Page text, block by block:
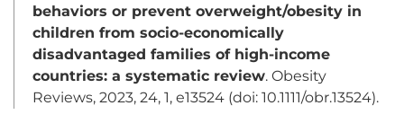
behaviors or prevent overweight/obesity in
children from socio-economically
disadvantaged families of high-income
countries: a systematic review. Obesity
Reviews, 2023, 24, 1, e13524 (doi: 10.1111/obr.13524).